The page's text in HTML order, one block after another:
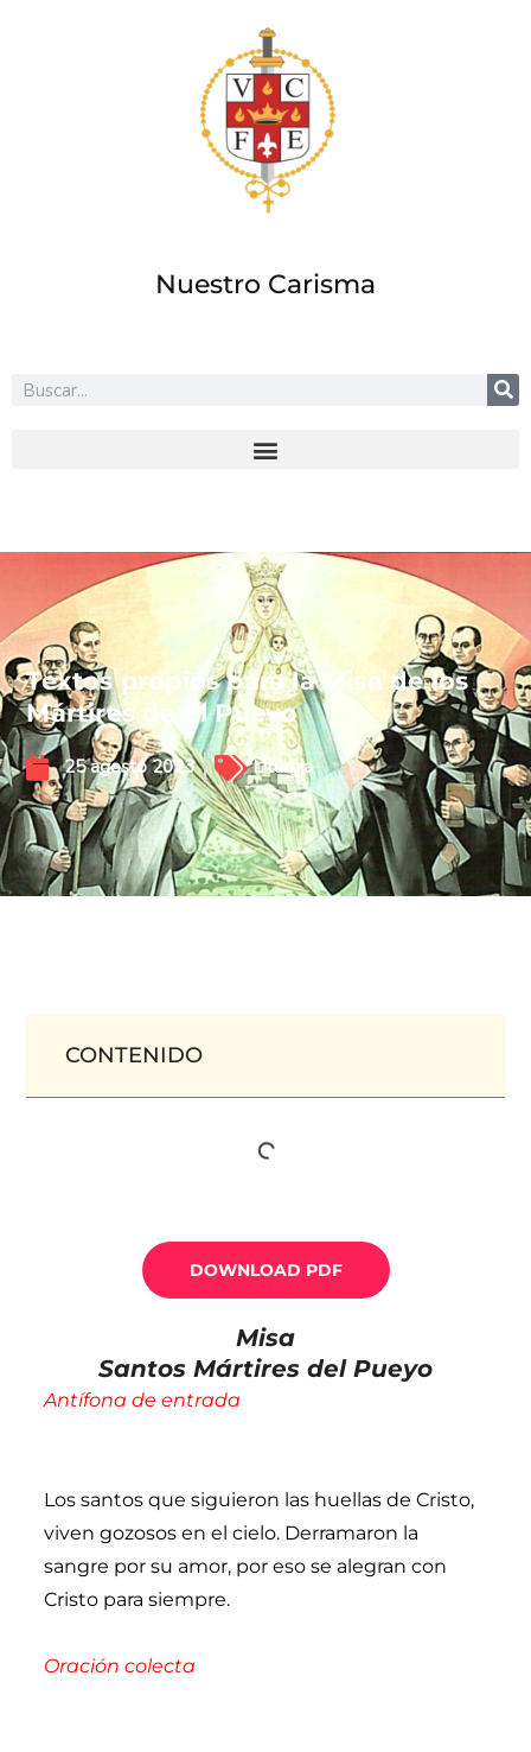
Nuestro Carisma
Textos propios para la Misa de los
Mártires de El Pueyo
25 agosto 2023 Liturgia
CONTENIDO
DOWNLOAD PDF
Misa
Santos Mártires del Pueyo
Antífona de entrada
Los santos que siguieron las huellas de Cristo,
viven gozosos en el cielo. Derramaron la
sangre por su amor, por eso se alegran con
Cristo para siempre.
Oración colecta